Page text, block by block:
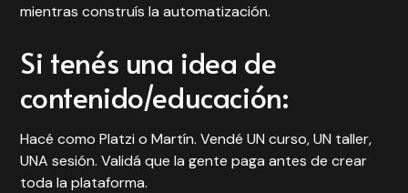
mientras construís la automatización.
Si tenés una idea de
contenido/educación:
Hacé como Platzi o Martín. Vendé UN curso, UN taller,
UNA sesión. Validá que la gente paga antes de crear
toda la plataforma.